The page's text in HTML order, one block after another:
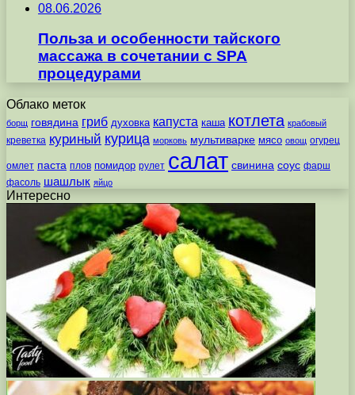
08.06.2026
Польза и особенности тайского
массажа в сочетании с SPA
процедурами
Облако меток
борщ говядина гриб духовка капуста каша котлета крабовый
креветка куриный курица морковь мультиварке мясо овощ огурец
омлет паста плов помидор рулет салат свинина соус фарш
фасоль шашлык яйцо
Интересно